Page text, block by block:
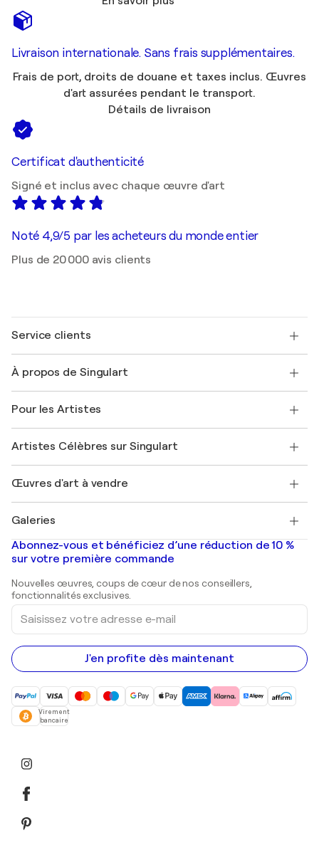
Livraison internationale. Sans frais supplémentaires.
Frais de port, droits de douane et taxes inclus. Œuvres
d'art assurées pendant le transport.
Détails de livraison
Certificat d'authenticité
Signé et inclus avec chaque œuvre d'art
Noté 4,9/5 par les acheteurs du monde entier
Plus de 20 000 avis clients
Service clients
Expédition
Offrir une carte cadeau
Rejoignez notre programme commercial
Mon compte
+33 1 76 44 06 42
À propos de Singulart
FAQ
Magazine Singulart
Emplois
Découvrez une sélection d'art original
Pour les Artistes
Se connecter en tant qu'Artiste
Artistes Célèbres sur Singulart
Marc Chagall
Banksy
Mr. Brainwash
Shepard Fairey
Œuvres d'art à vendre
Tableaux abstraits à vendre
Peintures de paysage
Estampes
Peintures acryliques
Galeries
Galeries d'art en France
Galeries d'art en Belgique
Abonnez-vous et bénéficiez d’une réduction de 10 %
sur votre première commande
Nouvelles œuvres, coups de cœur de nos conseillers,
fonctionnalités exclusives.
Saisissez
votre
adresse
e-
mail
J'en profite dès maintenant
Virement
bancaire